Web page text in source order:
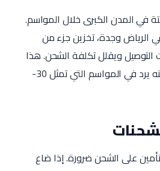
في المدن الكبرى خلال المواسم.
الرياض وجدة، تخزين جزء من
ويقلل تكلفة الشحن. هذا
يتطلب استثماراً إضافياً لكنه يرد في المواسم التي تمثل 30-
على الشحن ضرورة. إذا ضاع